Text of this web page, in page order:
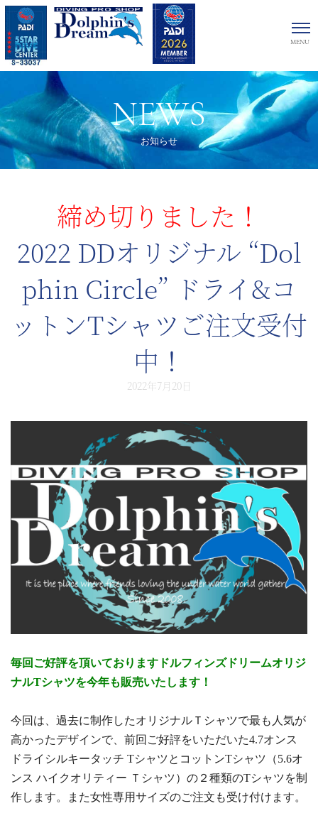
NEWS
お知らせ
締め切りました！
2022 DDオリジナル “Dol
phin Circle” ドライ&コ
ットンTシャツご注文受付
中！
2022年7月20日
毎回ご好評を頂いておりますドルフィンズドリームオリジ
ナルTシャツを今年も販売いたします！
今回は、過去に制作したオリジナルＴシャツで最も人気が
高かったデザインで、前回ご好評をいただいた4.7オンス
ドライシルキータッチ TシャツとコットンTシャツ（5.6オ
ンス ハイクオリティー Ｔシャツ）の２種類のTシャツを制
作します。また女性専用サイズのご注文も受け付けます。